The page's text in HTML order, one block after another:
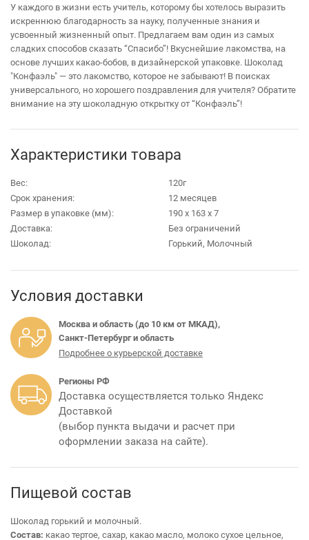
У каждого в жизни есть учитель, которому бы хотелось выразить
искреннюю благодарность за науку, полученные знания и
усвоенный жизненный опыт. Предлагаем вам один из самых
сладких способов сказать “Спасибо”! Вкуснейшие лакомства, на
основе лучших какао-бобов, в дизайнерской упаковке. Шоколад
"Конфаэль" — это лакомство, которое не забывают! В поисках
универсального, но хорошего поздравления для учителя? Обратите
внимание на эту шоколадную открытку от “Конфаэль”!
Характеристики товара
Вес:
120г
Срок хранения:
12 месяцев
Размер в упаковке (мм):
190 х 163 х 7
Доставка:
Без ограничений
Шоколад:
Горький, Молочный
Условия доставки
Москва и область (до 10 км от МКАД),
Санкт-Петербург и область
Подробнее о курьерской доставке
Регионы РФ
Доставка осуществляется только Яндекс
Доставкой
(выбор пункта выдачи и расчет при
оформлении заказа на сайте).
Пищевой состав
Шоколад горький и молочный.
Состав: какао тертое, сахар, какао масло, молоко сухое цельное,